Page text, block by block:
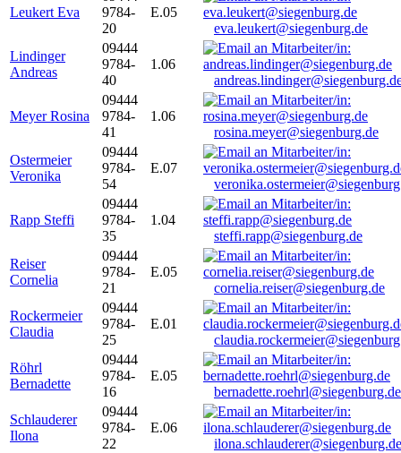
Leukert Eva
9784-
20
E.05
eva.leukert@siegenburg.de
Lindinger
Andreas
09444
9784-
40
1.06
Meyer Rosina
09444
9784-
41
1.06
rosina.meyer@siegenburg.de
Ostermeier
Veronika
09444
9784-
54
E.07
Rapp Steffi
09444
9784-
35
1.04
steffi.rapp@siegenburg.de
Reiser
Cornelia
09444
9784-
21
E.05
cornelia.reiser@siegenburg.de
Rockermeier
Claudia
09444
9784-
25
E.01
Röhrl
Bernadette
09444
9784-
16
E.05
bernadette.roehrl@siegenburg.de
Schlauderer
Ilona
09444
9784-
22
E.06
ilona.schlauderer@siegenburg.de